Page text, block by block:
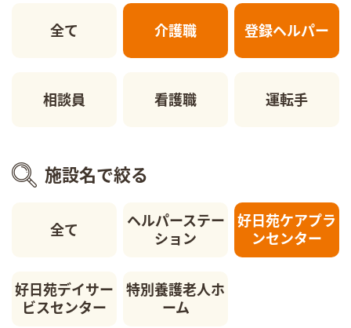
全て 介護職 登録ヘルパー
相談員 看護職 運転手
施設名で絞る
全て
ヘルパーステー
ション
好日苑ケアプラ
ンセンター
好日苑デイサー
ビスセンター
特別養護老人ホ
ーム